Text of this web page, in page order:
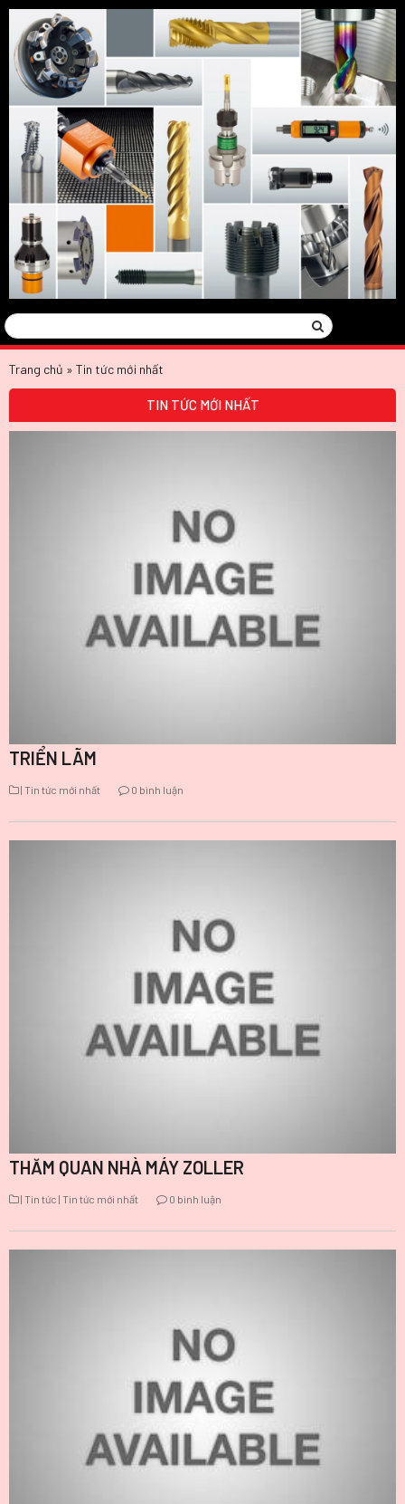
Tìm
kiếm:
Search
Trang chủ » Tin tức mới nhất
TIN TỨC MỚI NHẤT
TRIỂN LÃM
| Tin tức mới nhất 0 bình luận
THĂM QUAN NHÀ MÁY ZOLLER
| Tin tức | Tin tức mới nhất 0 bình luận